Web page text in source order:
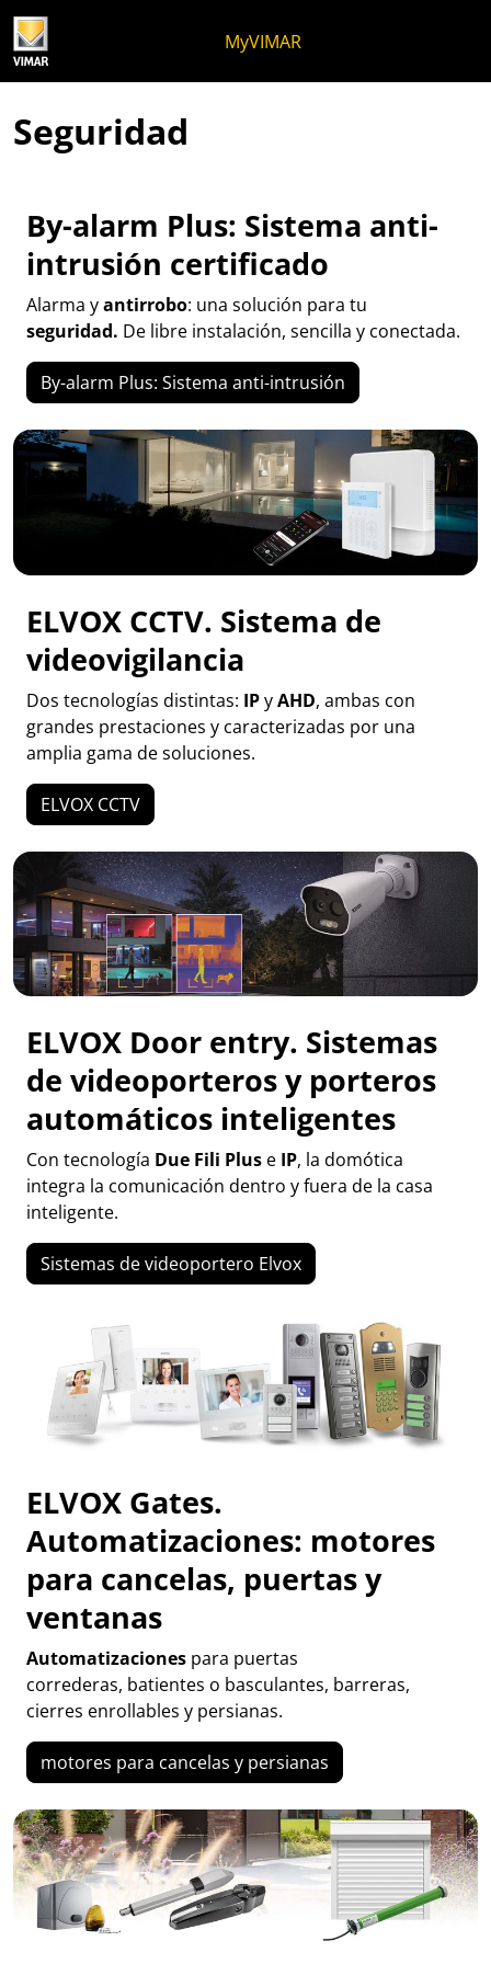
MyVIMAR
Seguridad
By-alarm Plus: Sistema anti-
intrusión certificado
Alarma yantirrobo: una solución para tu
seguridad. De libre instalación, sencilla y conectada.
By-alarm Plus: Sistema anti-intrusión
ELVOX CCTV. Sistema de
videovigilancia
Dos tecnologías distintas: IPyAHD, ambas con
grandes prestaciones y caracterizadas por una
amplia gama de soluciones.
ELVOX CCTV
ELVOX Door entry. Sistemas
de videoporteros y porteros
automáticos inteligentes
Con tecnología Due Fili Plus e IP, la domótica
integra la comunicación dentro y fuera de la casa
inteligente.
Sistemas de videoportero Elvox
ELVOX Gates.
Automatizaciones: motores
para cancelas, puertas y
ventanas
Automatizaciones para puertas
correderas, batientes o basculantes, barreras,
cierres enrollables y persianas.
motores para cancelas y persianas